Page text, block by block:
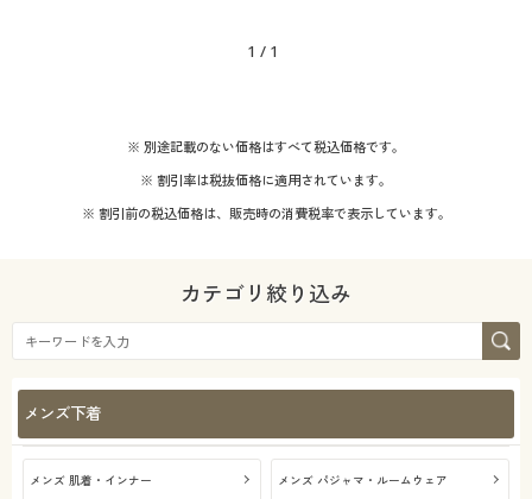
1 / 1
※ 別途記載のない価格はすべて税込価格です。
※ 割引率は税抜価格に適用されています。
※ 割引前の税込価格は、販売時の消費税率で表示しています。
カテゴリ絞り込み
メンズ下着
メンズ 肌着・インナー メンズ パジャマ・ルームウェア